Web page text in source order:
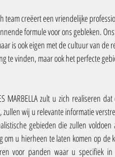
team creëert een vriendelijke
formule voor ons gebleken.
is ook eigen met de cultuur van de
te vinden, maar ook het perfecte
MARBELLA zult u zich realiseren
wij u relevante informatie
gebieden die zullen
om u hierheen te laten komen op de
voor panden waar u specifiek